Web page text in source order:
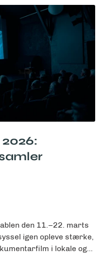
den 11.–22. marts
igen opleve stærke,
i lokale og...